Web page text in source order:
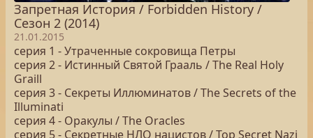
Запретная История / Forbidden History /
Сезон 2 (2014)
21.01.2015
серия 1 - Утраченные сокровища Петры
серия 2 - Истинный Святой Грааль / The Real Holy
Graill
серия 3 - Секреты Иллюминатов / The Secrets of the
Illuminati
серия 4 - Оракулы / The Oracles
серия 5 - Секретные НЛО нацистов / Top Secret Nazi